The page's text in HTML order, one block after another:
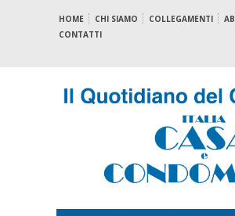
HOME CHI SIAMO COLLEGAMENTI
CONTATTI